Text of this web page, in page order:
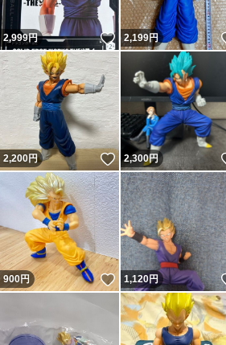
2,999円 いいね！
2,199円
2,200円 いいね！
2,300円
900円 いいね！
1,120円